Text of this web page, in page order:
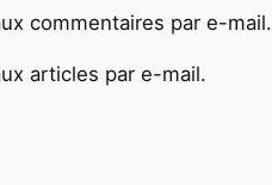
commentaires par e-mail.
articles par e-mail.